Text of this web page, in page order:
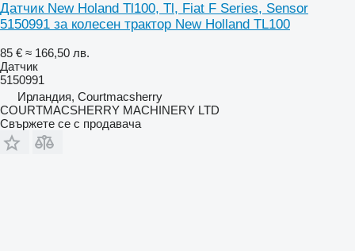
Датчик New Holand Tl100, Tl, Fiat F Series, Sensor
5150991 за колесен трактор New Holland TL100
85 € ≈ 166,50 лв.
Датчик
5150991
Ирландия, Courtmacsherry
COURTMACSHERRY MACHINERY LTD
Свържете се с продавача